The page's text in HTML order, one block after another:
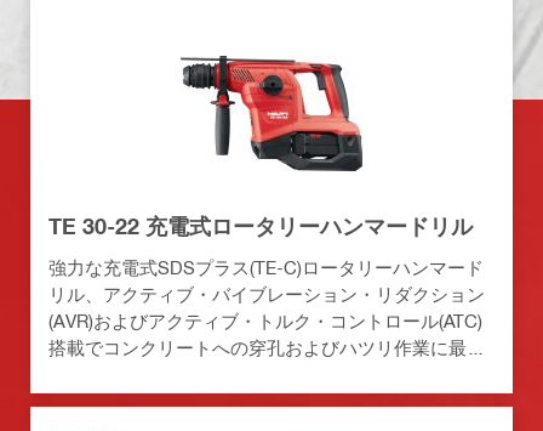
TE 30-22 充電式ロータリーハンマードリル
強力な充電式SDSプラス(TE-C)ロータリーハンマード
リル、アクティブ・バイブレーション・リダクション
(AVR)およびアクティブ・トルク・コントロール(ATC)
搭載でコンクリートへの穿孔およびハツリ作業に最適